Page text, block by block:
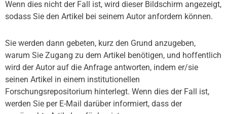
Wenn dies nicht der Fall ist, wird dieser Bildschirm angezeigt,
sodass Sie den Artikel bei seinem Autor anfordern können.
Sie werden dann gebeten, kurz den Grund anzugeben,
warum Sie Zugang zu dem Artikel benötigen, und hoffentlich
wird der Autor auf die Anfrage antworten, indem er/sie
seinen Artikel in einem institutionellen
Forschungsrepositorium hinterlegt. Wenn dies der Fall ist,
werden Sie per E-Mail darüber informiert, dass der